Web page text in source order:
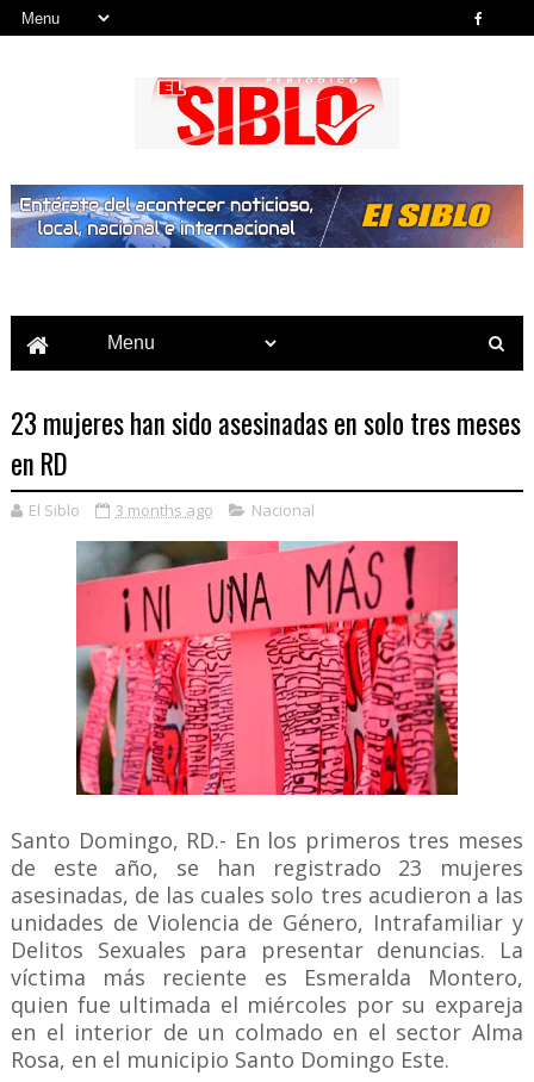
23 mujeres han sido asesinadas en solo tres meses
en RD
El Siblo 3 months ago Nacional
Santo Domingo, RD.- En los primeros tres meses
de este año, se han registrado 23 mujeres
asesinadas, de las cuales solo tres acudieron a las
unidades de Violencia de Género, Intrafamiliar y
Delitos Sexuales para presentar denuncias. La
víctima más reciente es Esmeralda Montero,
quien fue ultimada el miércoles por su expareja
en el interior de un colmado en el sector Alma
Rosa, en el municipio Santo Domingo Este.